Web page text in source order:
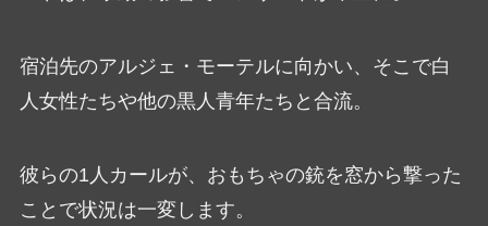
宿泊先のアルジェ・モーテルに向かい、そこで白
人女性たちや他の黒人青年たちと合流。
彼らの1人カールが、おもちゃの銃を窓から撃った
ことで状況は一変します。